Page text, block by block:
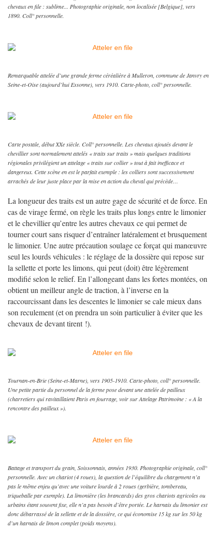
chevaux en file : sublime... Photographie originale, non localisée [Belgique], vers
1890. Coll° personnelle.
Remarquable attelée d’une grande ferme céréalière à Mulleron, commune de Janvry en
Seine-et-Oise (aujourd’hui Essonne), vers 1910. Carte-photo, coll° personnelle.
Carte postale, début XXe siècle. Coll° personnelle. Les chevaux ajoutés devant le
chevillier sont normalement attelés « traits sur traits » mais quelques traditions
régionales privilégient un attelage « traits sur collier » tout à fait inefficace et
dangereux. Cette scène en est le parfait exemple : les colliers sont successivement
arrachés de leur juste place par la mise en action du cheval qui précède…
La longueur des traits est un autre gage de sécurité et de force. En
cas de virage fermé, on règle les traits plus longs entre le limonier
et le chevillier qu’entre les autres chevaux ce qui permet de
tourner court sans risquer d’entraîner latéralement et brusquement
le limonier. Une autre précaution soulage ce forçat qui manœuvre
seul les lourds véhicules : le réglage de la dossière qui repose sur
la sellette et porte les limons, qui peut (doit) être légèrement
modifié selon le relief. En l’allongeant dans les fortes montées, on
obtient un meilleur angle de traction, à l’inverse en la
raccourcissant dans les descentes le limonier se cale mieux dans
son reculement (et on prendra un soin particulier à éviter que les
chevaux de devant tirent !).
Tournan-en-Brie (Seine-et-Marne), vers 1905-1910. Carte-photo, coll° personnelle.
Une petite partie du personnel de la ferme pose devant une attelée de pailleux
(charretiers qui ravitaillaient Paris en fourrage, voir sur Attelage Patrimoine : « A la
rencontre des pailleux »).
Battage et transport du grain, Soissonnais, années 1930. Photographie originale, coll°
personnelle. Avec un chariot (4 roues), la question de l’équilibre du chargement n’a
pas le même enjeu qu’avec une voiture lourde à 2 roues (gerbière, tombereau,
triqueballe par exemple). La limonière (les brancards) des gros chariots agricoles ou
urbains étant souvent fixe, elle n’a pas besoin d’être portée. Le harnais du limonier est
donc débarrassé de la sellette et de la dossière, ce qui économise 15 kg sur les 50 kg
d’un harnais de limon complet (poids moyens).